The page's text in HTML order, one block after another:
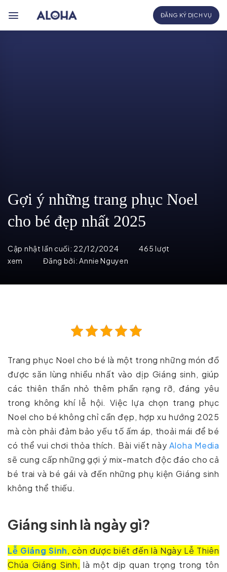
qua
ĐĂNG KÝ DỊCH VỤ
Gợi ý những trang phục Noel
cho bé đẹp nhất 2025
Cập nhật lần cuối: 22/12/2024
465 lượt
xem
Đăng bởi:Annie Nguyen
Trang phục Noel cho bé là một trong những món đồ
được săn lùng nhiều nhất vào dịp Giáng sinh, giúp
các thiên thần nhỏ thêm phần rạng rỡ, đáng yêu
trong không khí lễ hội. Việc lựa chọn trang phục
Noel cho bé không chỉ cần đẹp, hợp xu hướng 2025
mà còn phải đảm bảo yếu tố ấm áp, thoải mái để bé
có thể vui chơi thỏa thích. Bài viết nàyAloha Media
sẽ cung cấp những gợi ý mix-match độc đáo cho cả
bé trai và bé gái và đến những phụ kiện Giáng sinh
không thể thiếu.
Giáng sinh là ngày gì?
Lễ Giáng Sinh, còn được biết đến là Ngày Lễ Thiên
Chúa Giáng Sinh, là một dịp quan trọng trong tôn